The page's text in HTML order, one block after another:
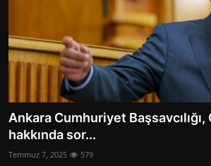
Ankara Cumhuriyet Başsavcılığı,
hakkında sor...
Temmuz 7, 2025 579